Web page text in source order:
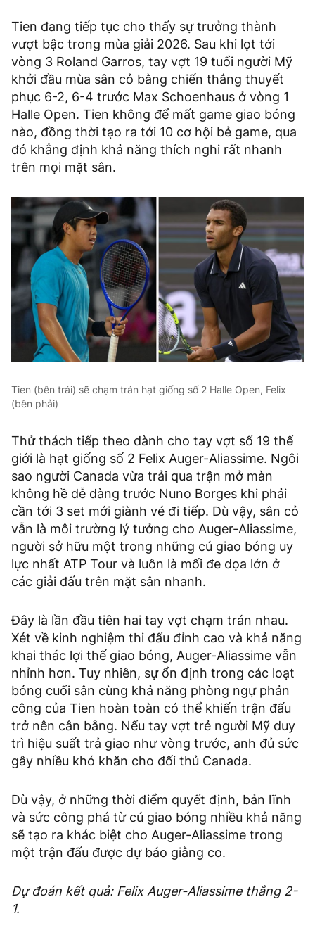
Tien đang tiếp tục cho thấy sự trưởng thành
vượt bậc trong mùa giải 2026. Sau khi lọt tới
vòng 3 Roland Garros, tay vợt 19 tuổi người Mỹ
khởi đầu mùa sân cỏ bằng chiến thắng thuyết
phục 6-2, 6-4 trước Max Schoenhaus ở vòng 1
Halle Open. Tien không để mất game giao bóng
nào, đồng thời tạo ra tới 10 cơ hội bẻ game, qua
đó khẳng định khả năng thích nghi rất nhanh
trên mọi mặt sân.
Tien (bên trái) sẽ chạm trán hạt giống số 2 Halle Open, Felix
(bên phải)
Thử thách tiếp theo dành cho tay vợt số 19 thế
giới là hạt giống số 2 Felix Auger-Aliassime. Ngôi
sao người Canada vừa trải qua trận mở màn
không hề dễ dàng trước Nuno Borges khi phải
cần tới 3 set mới giành vé đi tiếp. Dù vậy, sân cỏ
vẫn là môi trường lý tưởng cho Auger-Aliassime,
người sở hữu một trong những cú giao bóng uy
lực nhất ATP Tour và luôn là mối đe dọa lớn ở
các giải đấu trên mặt sân nhanh.
Đây là lần đầu tiên hai tay vợt chạm trán nhau.
Xét về kinh nghiệm thi đấu đỉnh cao và khả năng
khai thác lợi thế giao bóng, Auger-Aliassime vẫn
nhỉnh hơn. Tuy nhiên, sự ổn định trong các loạt
bóng cuối sân cùng khả năng phòng ngự phản
công của Tien hoàn toàn có thể khiến trận đấu
trở nên cân bằng. Nếu tay vợt trẻ người Mỹ duy
trì hiệu suất trả giao như vòng trước, anh đủ sức
gây nhiều khó khăn cho đối thủ Canada.
Dù vậy, ở những thời điểm quyết định, bản lĩnh
và sức công phá từ cú giao bóng nhiều khả năng
sẽ tạo ra khác biệt cho Auger-Aliassime trong
một trận đấu được dự báo giằng co.
Dự đoán kết quả: Felix Auger-Aliassime thắng 2-
1.